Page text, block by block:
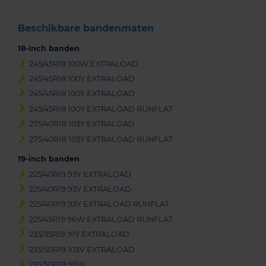
Beschikbare bandenmaten
18-inch banden
245/45R18 100W EXTRALOAD
245/45R18 100Y EXTRALOAD
245/45R18 100Y EXTRALOAD
245/45R18 100Y EXTRALOAD RUNFLAT
275/40R18 103Y EXTRALOAD
275/40R18 103Y EXTRALOAD RUNFLAT
19-inch banden
225/40R19 93Y EXTRALOAD
225/40R19 93Y EXTRALOAD
225/40R19 93Y EXTRALOAD RUNFLAT
225/45R19 96W EXTRALOAD RUNFLAT
235/35R19 91Y EXTRALOAD
235/50R19 103V EXTRALOAD